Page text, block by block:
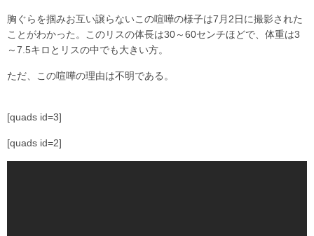
胸ぐらを掴みお互い譲らないこの喧嘩の様子は7月2日に撮影された
ことがわかった。このリスの体長は30～60センチほどで、体重は3
～7.5キロとリスの中でも大きい方。
ただ、この喧嘩の理由は不明である。
[quads id=3]
[quads id=2]